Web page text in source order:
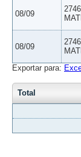
08/09
08/09
Exportar para:
Total